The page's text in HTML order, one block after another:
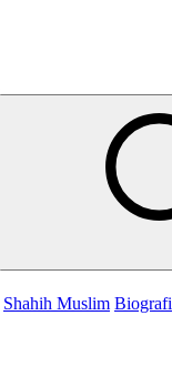
Shahih Muslim Biografi